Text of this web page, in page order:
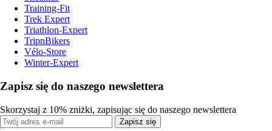
Training-Fit
Trek Expert
Triathlon-Expert
TripnBikers
Vélo-Store
Winter-Expert
Zapisz się do naszego newslettera
Skorzystaj z 10% zniżki, zapisując się do naszego newslettera
Zapisz się